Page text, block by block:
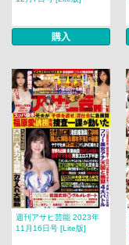
購入
週刊アサヒ芸能 2023年
11月16日号 [Lite版]